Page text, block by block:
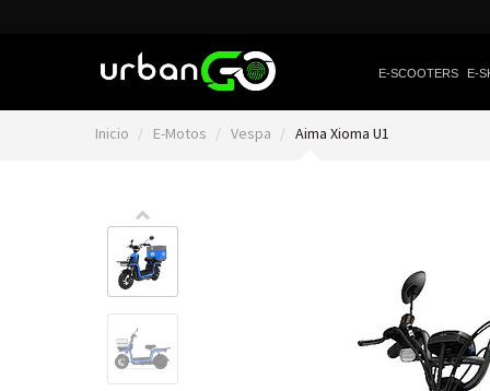
E-SCOOTERS E-
Inicio E-Motos Vespa Aima Xioma U1